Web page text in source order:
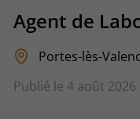
Agent de
Portes-lès-
Publié le 4 août 2026